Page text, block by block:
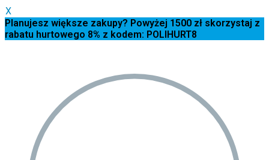
X
Planujesz większe zakupy? Powyżej 1500 zł skorzystaj z
rabatu hurtowego 8% z kodem: POLIHURT8